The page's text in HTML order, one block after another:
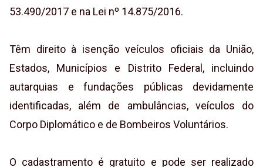
53.490/2017 e na Lei nº 14.875/2016.
Têm direito à isenção veículos oficiais da União,
Estados, Municípios e Distrito Federal, incluindo
autarquias e fundações públicas devidamente
identificadas, além de ambulâncias, veículos do
Corpo Diplomático e de Bombeiros Voluntários.
O cadastramento é gratuito e pode ser realizado